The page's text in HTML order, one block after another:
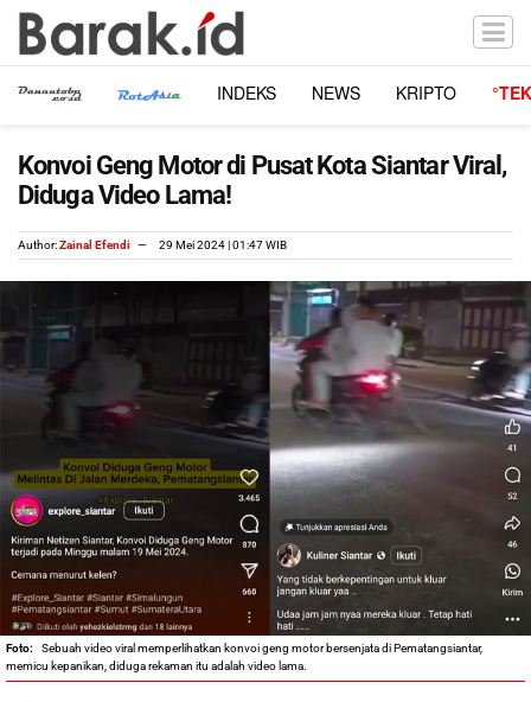
INDEKS NEWS KRIPTO
Konvoi Geng Motor di Pusat Kota Siantar Viral,
Diduga Video Lama!
Author:Zainal Efendi 29 Mei 2024 | 01:47 WIB
Sebuah video viral memperlihatkan konvoi geng motor bersenjata di Pematangsiantar,
memicu kepanikan, diduga rekaman itu adalah video lama.